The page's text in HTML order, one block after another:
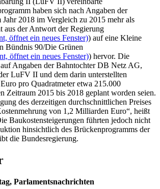
haben sich nach Angaben der
2018 im Vergleich zu 2015 mehr als
aus der Antwort der Regierung
öffnet ein neues Fenster)) auf eine Kleine
Bündnis 90/Die Grünen
öffnet ein neues Fenster)) hervor. Die
Angaben der Bahntochter DB Netz AG,
LuFV II und dem darin unterstellten
pro Quadratmeter etwa 215.000
Zeitraum 2015 bis 2018 geplant worden seien.
des derzeitigen durchschnittlichen Preises
von 1,2 Milliarden Euro“, heißt
Baukostensteigerungen führten jedoch nicht
hinsichtlich des Brückenprogramms der
die Bundesregierung.
Parlamentsnachrichten